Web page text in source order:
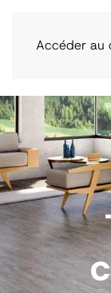
Accéder au